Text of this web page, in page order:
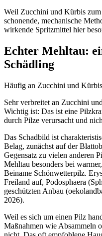
Weil Zucchini und Kürbis zum
schonende, mechanische
wirkende Spritzmittel hier
Echter Mehltau:
Schädling
Häufig an Zucchini und
Sehr verbreitet an Zucchini
Wichtig ist: Das ist eine
durch Pilze verursacht und
Das Schadbild ist
Belag, zunächst auf der
Gegensatz zu vielen anderen
Mehltau besonders bei
Beiname Schönwetterpilz.
Freiland auf, Podosphaera
geschützten Anbau
2026).
Weil es sich um einen Pilz
Maßnahmen wie Absammeln